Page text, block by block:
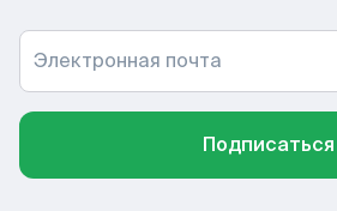
Электронная почта
Подписаться